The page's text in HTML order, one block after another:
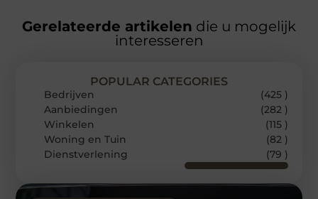
Gerelateerde artikelen die u mogelijk
interesseren
POPULAR CATEGORIES
Bedrijven
(425 )
Aanbiedingen
(282 )
Winkelen
(115 )
Woning en Tuin
(82 )
Dienstverlening
(79 )